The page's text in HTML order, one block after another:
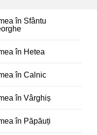
în Sfântu
în Hetea
în Calnic
în Vârghiș
în Păpăuți